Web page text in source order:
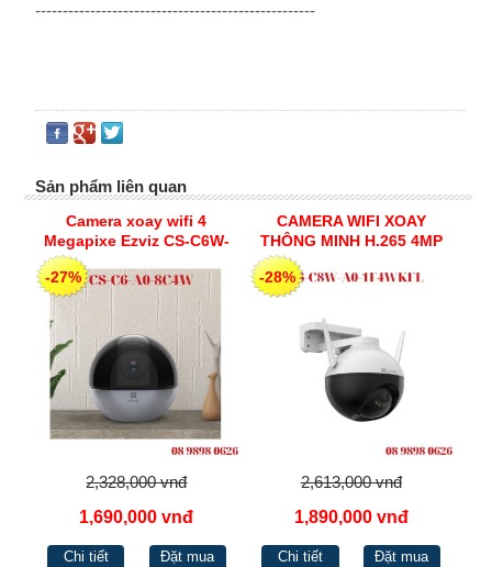
---------------------------------------------------
Sản phẩm liên quan
Camera xoay wifi 4
Megapixe Ezviz CS-C6W-
-27%
2,328,000 vnđ
1,690,000 vnđ
Chi tiết Đặt mua
CAMERA WIFI XOAY
THÔNG MINH H.265 4MP
EZVIZ CS-C8W-A0-
1F4WKFL CÓ MÀU BAN
-28%
2,613,000 vnđ
1,890,000 vnđ
Chi tiết Đặt mua